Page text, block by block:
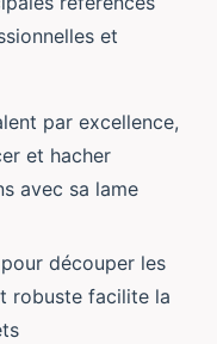
et
par excellence,
et hacher
avec sa lame
découper les
robuste facilite la